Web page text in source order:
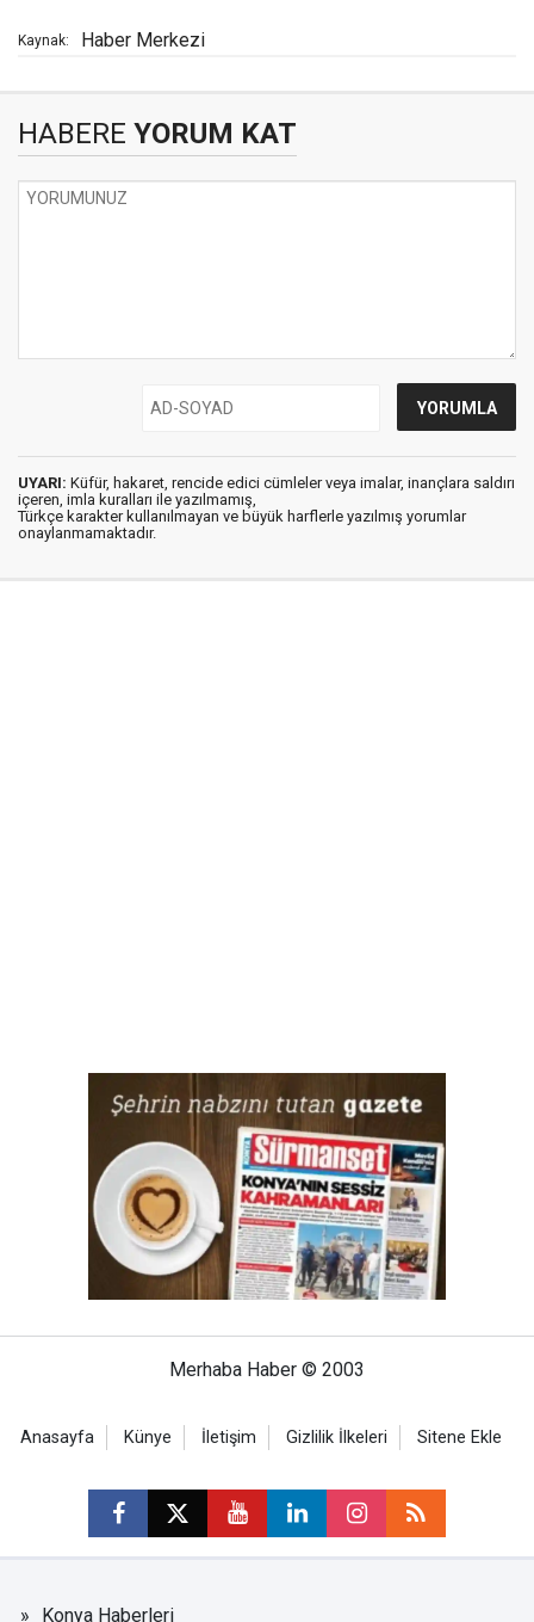
Kaynak: Haber Merkezi
HABERE YORUM KAT
UYARI: Küfür, hakaret, rencide edici cümleler veya imalar, inançlara saldırı
içeren, imla kuralları ile yazılmamış,
Türkçe karakter kullanılmayan ve büyük harflerle yazılmış yorumlar
onaylanmamaktadır.
Merhaba Haber © 2003
Anasayfa Künye İletişim Gizlilik İlkeleri Sitene Ekle
Konya Haberleri